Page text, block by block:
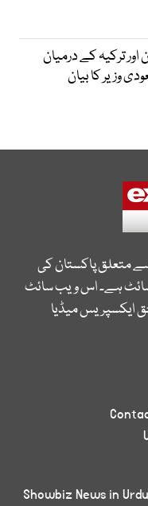
ترکیہ کے درمیان
وزیر کا بیان
متعلق پاکستان کی
ہے۔ اس ویب سائٹ
ایکسپریس میڈیا
Showbiz News in Urdu